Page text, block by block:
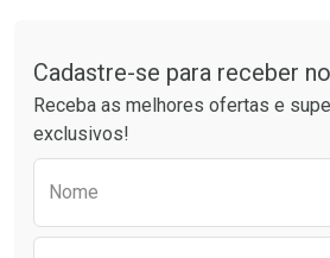
Por R$ 50,25/cada
Cadastre-se para receber
Receba as melhores ofertas e
exclusivos!
Nome